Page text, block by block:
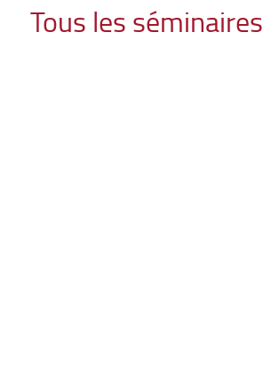
Tous les séminaires